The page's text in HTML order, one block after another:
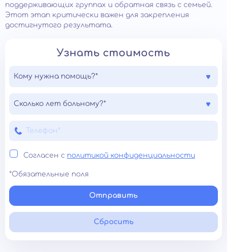
поддерживающих группах и обратная связь с семьей.
Этот этап критически важен для закрепления
достигнутого результата.
Узнать стоимость
Кому нужна помощь?*
Сколько лет больному?*
Согласен с политикой конфиденциальности
*Обязательные поля
Отправить
Сбросить